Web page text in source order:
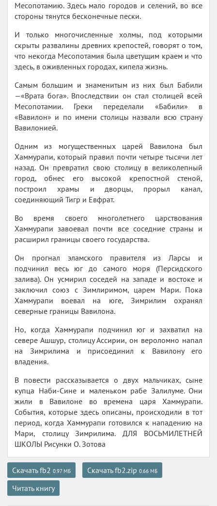
Месопотамию. Здесь мало городов и селений, во все
стороны тянутся бесконечные пески.
И только многочисленные холмы, под которыми
скрыты развалины древних крепостей, говорят о том,
что некогда Месопотамия была цветущим краем и что
здесь, в оживленных городах, кипела жизнь.
Самым большим и знаменитым из них был Бабили
—«Врата бога». Впоследствии он стал столицей всей
Месопотамии. Греки переделали «Бабили» в
«Вавилон» и по имени столицы назвали всю страну
Вавилонией.
Одним из могущественных царей Вавилона был
Хаммурапи, который правил почти четыре тысячи лет
назад. Он превратил свою столицу в великолепный
город, обнес его высокой крепостной стеной,
построил храмы и дворцы, прорыл канал,
соединяющий Тигр и Евфрат.
Во время своего многолетнего царствования
Хаммурапи завоевал почти все соседние страны и
расширил границы своего государства.
Он прогнал эламского правителя из Ларсы и
подчинил весь юг до самого моря (Персидского
залива). Он усмирил соседей на западе и востоке и
заключил союз с Зимлиримом, царем Mаpи. Пока
Хаммурапи воевал на юге, Зимрилим охранял
северные границы Вавилона.
Но, когда Хаммурапи подчинил юг и захватил на
севере Ашшур, столицу Ассирии, он вероломно напал
на Зимрилима и присоединил к Вавилону его
владения.
В повести рассказывается о двух мальчиках, сыне
купца Наби-Сине и маленьком рабе Залилуме. Они
жили в Вавилоне во времена царя Хаммурапи.
События, которые здесь описаны, происходили в тот
период, когда Хаммурапи готовился к нападению на
Мари, столицу Зимрилима. ДЛЯ ВОСЬМИЛЕТНЕЙ
ШКОЛЫ Рисунки О. Зотова
Скачать fb2 0.97 МБ Скачать fb2.zip 0.66 МБ
Читать книгу